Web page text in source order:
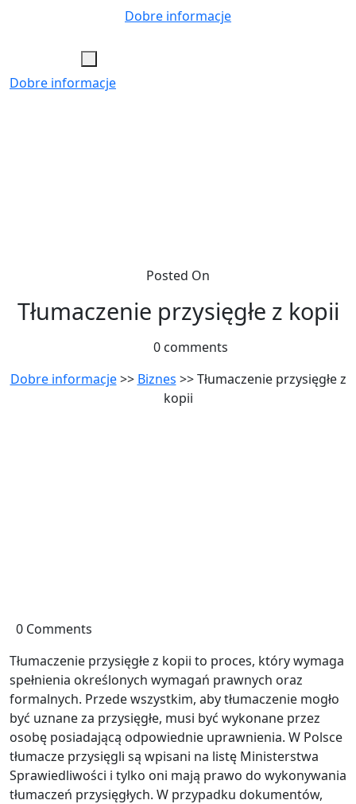
Dobre informacje
Dobre informacje
Posted On
Tłumaczenie przysięgłe z kopii
0 comments
Dobre informacje>> Biznes >> Tłumaczenie przysięgłe z
kopii
0 Comments
Tłumaczenie przysięgłe z kopii to proces, który wymaga
spełnienia określonych wymagań prawnych oraz
formalnych. Przede wszystkim, aby tłumaczenie mogło
być uznane za przysięgłe, musi być wykonane przez
osobę posiadającą odpowiednie uprawnienia. W Polsce
tłumacze przysięgli są wpisani na listę Ministerstwa
Sprawiedliwości i tylko oni mają prawo do wykonywania
tłumaczeń przysięgłych. W przypadku dokumentów,